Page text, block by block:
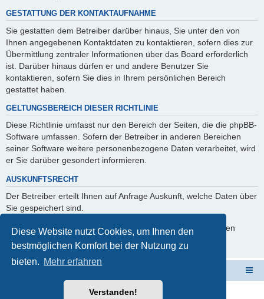
Diese Website nutzt Cookies, um Ihnen den
bestmöglichen Komfort bei der Nutzung zu
bieten. Mehr erfahren
Verstanden!
GESTATTUNG DER KONTAKTAUFNAHME
Sie gestatten dem Betreiber darüber hinaus, Sie unter den von
Ihnen angegebenen Kontaktdaten zu kontaktieren, sofern dies zur
Übermittlung zentraler Informationen über das Board erforderlich
ist. Darüber hinaus dürfen er und andere Benutzer Sie
kontaktieren, sofern Sie dies in Ihrem persönlichen Bereich
gestattet haben.
GELTUNGSBEREICH DIESER RICHTLINIE
Diese Richtlinie umfasst nur den Bereich der Seiten, die die phpBB-
Software umfassen. Sofern der Betreiber in anderen Bereichen
seiner Software weitere personenbezogene Daten verarbeitet, wird
er Sie darüber gesondert informieren.
AUSKUNFTSRECHT
Der Betreiber erteilt Ihnen auf Anfrage Auskunft, welche Daten über
Sie gespeichert sind.
Sie können jederzeit die Löschung bzw. Sperrung Ihrer Daten
verlangen. Kontaktieren Sie hierzu bitte den Betreiber.
Powered byphpBB® Forum Software © phpBB Limited